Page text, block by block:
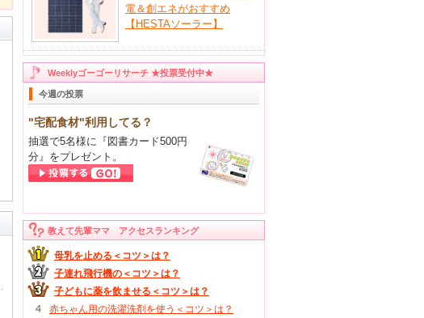
電＆創エネがおすすめ
【HESTAソーラー】
Weeklyゴーゴーリサーチ ★投票受付中★
今週の投票
"宅配食材"利用してる？
抽選で5名様に『図書カード500円
分』をプレゼント。
教えて先輩ママ アクセスランキング
母乳を止める＜コツ＞は？
子連れ飛行機の＜コツ＞は？
子どもに薬を飲ませる＜コツ＞は？
赤ちゃん用の洗濯洗剤を使う＜コツ＞は？